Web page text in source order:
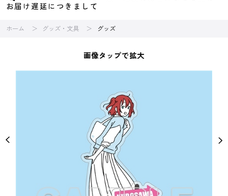
お届け遅延につきまして
ホーム グッズ・文具 グッズ
画像タップで拡大